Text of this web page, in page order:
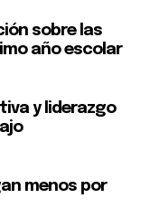
sobre las
año escolar
y liderazgo
menos por